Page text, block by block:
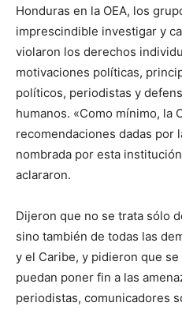
Honduras en la OEA, los
imprescindible investigar y
violaron los derechos
motivaciones políticas,
políticos, periodistas y
humanos. «Como mínimo, la
recomendaciones dadas por
nombrada por esta
aclararon.
Dijeron que no se trata sólo
sino también de todas las
y el Caribe, y pidieron que
puedan poner fin a las
periodistas, comunicadores